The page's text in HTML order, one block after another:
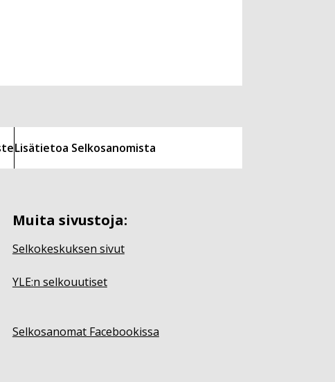
Lisätietoa Selkosanomista
Muita sivustoja:
Selkokeskuksen sivut
YLE:n selkouutiset
Selkosanomat Facebookissa